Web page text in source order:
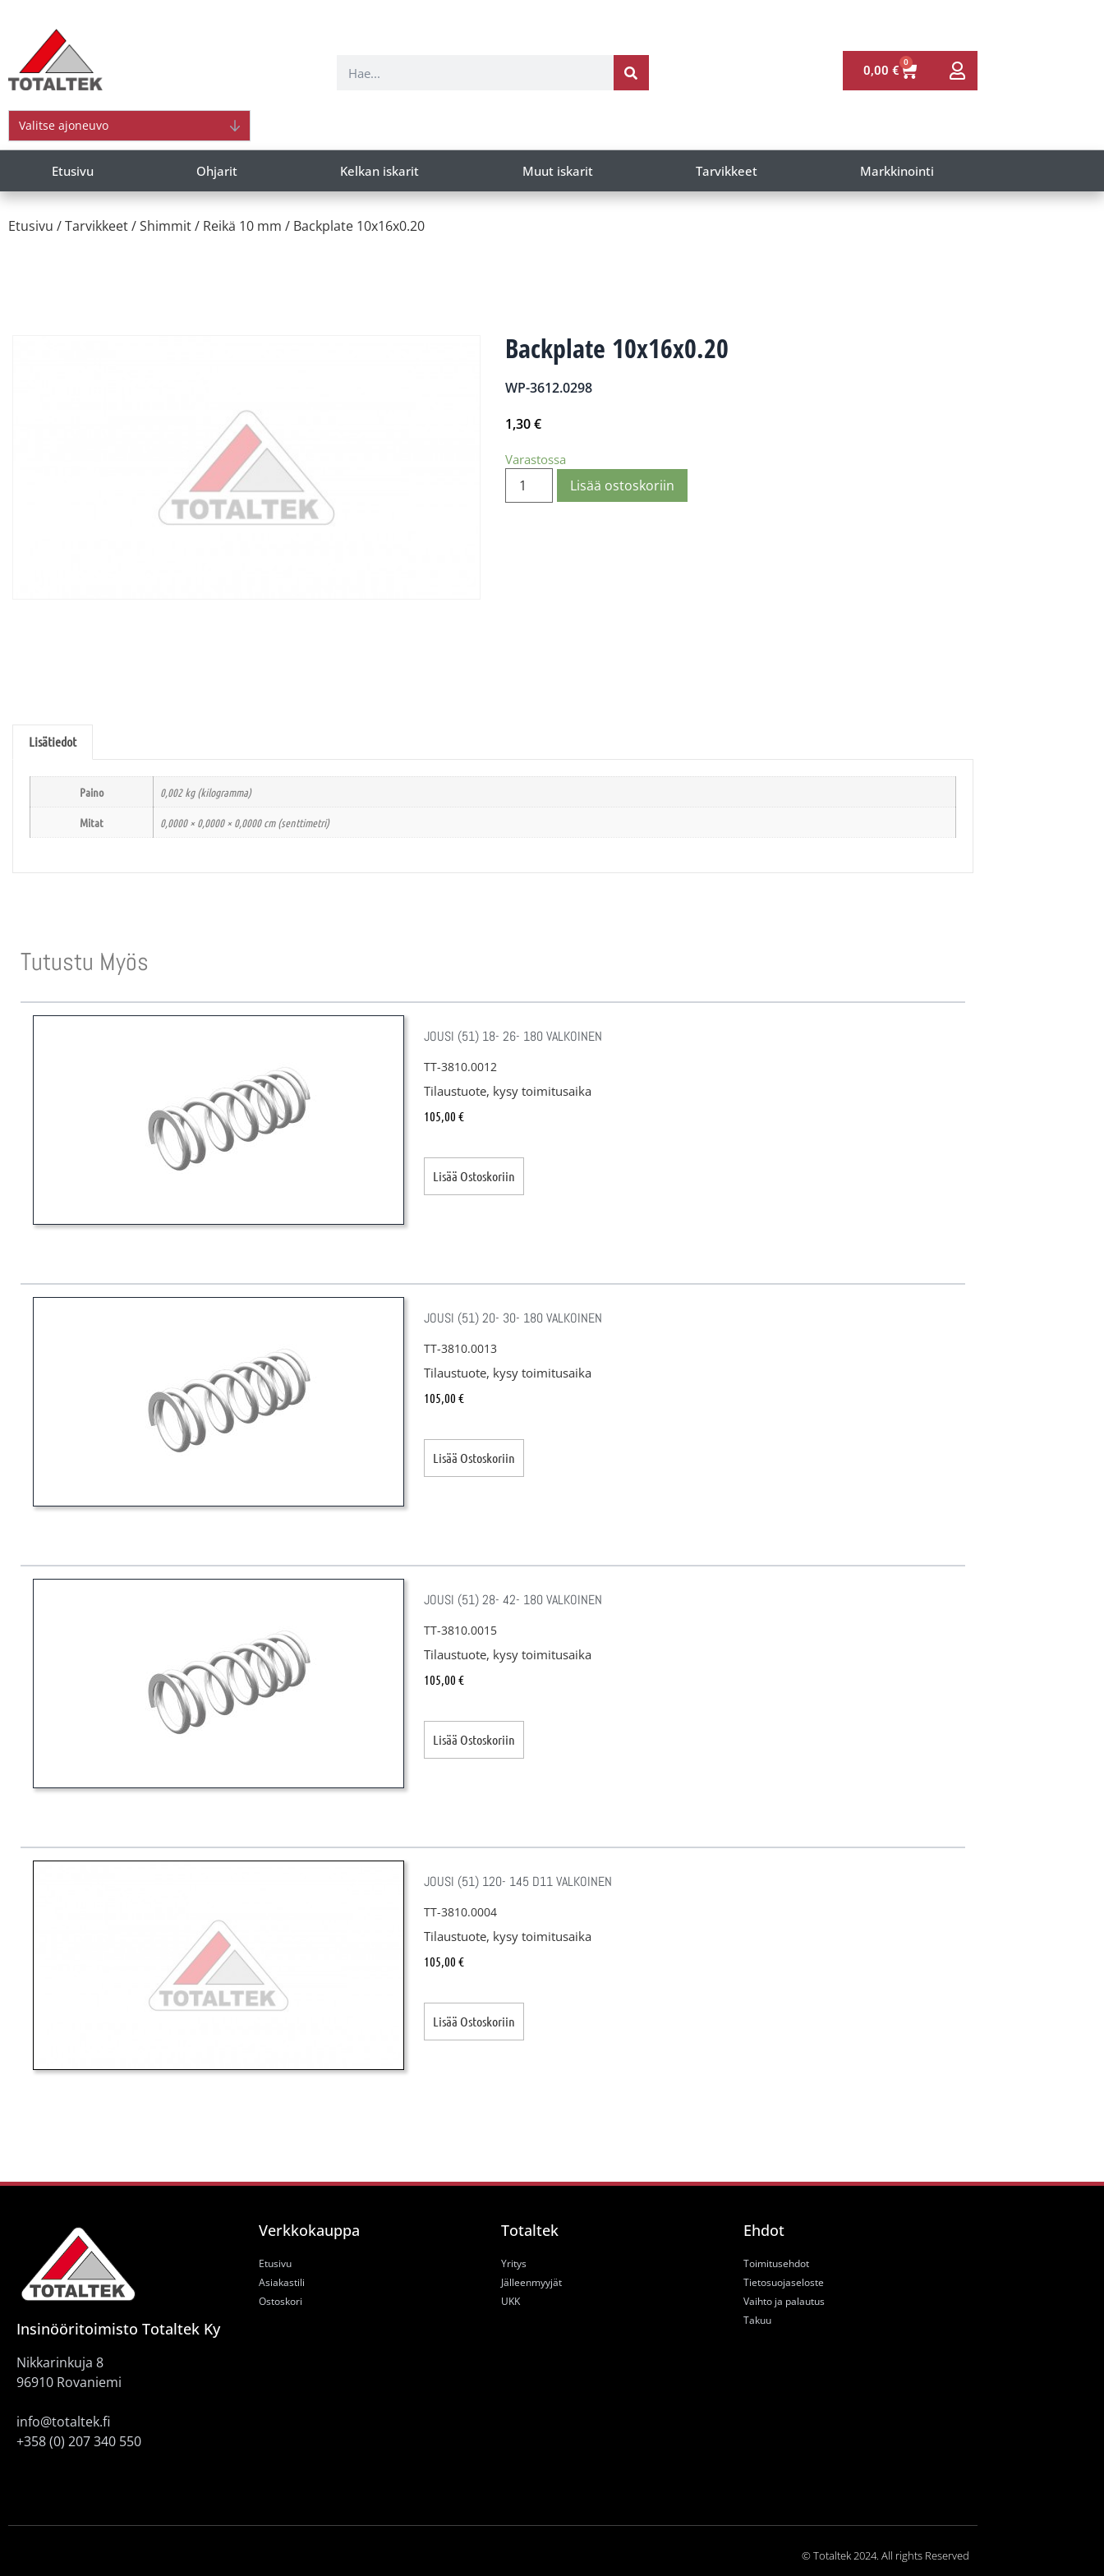
0,00 €
0
Valitse ajoneuvo
Etusivu Ohjarit Kelkan iskarit Muut iskarit Tarvikkeet Markkinointi
Etusivu /Tarvikkeet/Shimmit/ Reikä 10 mm / Backplate 10x16x0.20
Backplate 10x16x0.20
WP-3612.0298
1,30€
Varastossa
Lisää ostoskoriin
Lisätiedot
Paino 0,002 kg (kilogramma)
Mitat 0,0000 × 0,0000 × 0,0000 cm (senttimetri)
Tutustu Myös
JOUSI (51) 18- 26- 180 VALKOINEN
TT-3810.0012
Tilaustuote, kysy toimitusaika
105,00 €
Lisää Ostoskoriin
JOUSI (51) 20- 30- 180 VALKOINEN
TT-3810.0013
Tilaustuote, kysy toimitusaika
105,00 €
Lisää Ostoskoriin
JOUSI (51) 28- 42- 180 VALKOINEN
TT-3810.0015
Tilaustuote, kysy toimitusaika
105,00 €
Lisää Ostoskoriin
JOUSI (51) 120- 145 D11 VALKOINEN
TT-3810.0004
Tilaustuote, kysy toimitusaika
105,00 €
Lisää Ostoskoriin
Insinööritoimisto Totaltek Ky
Nikkarinkuja 8
96910 Rovaniemi
info@totaltek.fi
+358 (0) 207 340 550
Verkkokauppa
Etusivu
Asiakastili
Ostoskori
Totaltek
Yritys
Jälleenmyyjät
UKK
Ehdot
Toimitusehdot
Tietosuojaseloste
Vaihto ja palautus
Takuu
© Totaltek 2024. All rights Reserved